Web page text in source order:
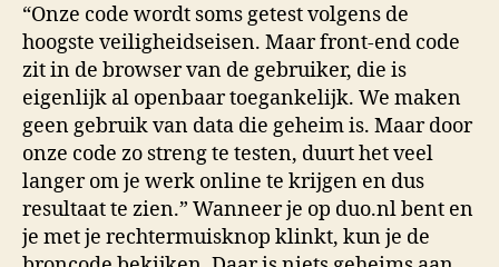
“Onze code wordt soms getest volgens de
hoogste veiligheidseisen. Maar front-end code
zit in de browser van de gebruiker, die is
eigenlijk al openbaar toegankelijk. We maken
geen gebruik van data die geheim is. Maar door
onze code zo streng te testen, duurt het veel
langer om je werk online te krijgen en dus
resultaat te zien.” Wanneer je op duo.nl bent en
je met je rechtermuisknop klinkt, kun je de